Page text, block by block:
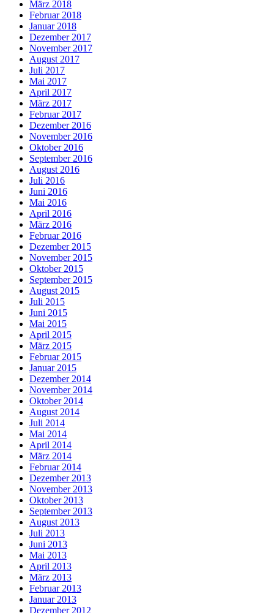
März 2018
Februar 2018
Januar 2018
Dezember 2017
November 2017
August 2017
Juli 2017
Mai 2017
April 2017
März 2017
Februar 2017
Dezember 2016
November 2016
Oktober 2016
September 2016
August 2016
Juli 2016
Juni 2016
Mai 2016
April 2016
März 2016
Februar 2016
Dezember 2015
November 2015
Oktober 2015
September 2015
August 2015
Juli 2015
Juni 2015
Mai 2015
April 2015
März 2015
Februar 2015
Januar 2015
Dezember 2014
November 2014
Oktober 2014
August 2014
Juli 2014
Mai 2014
April 2014
März 2014
Februar 2014
Dezember 2013
November 2013
Oktober 2013
September 2013
August 2013
Juli 2013
Juni 2013
Mai 2013
April 2013
März 2013
Februar 2013
Januar 2013
Dezember 2012